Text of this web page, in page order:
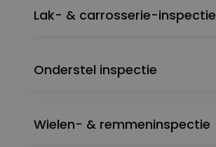
Lak- & carrosserie-inspectie
Onderstel inspectie
Wielen- & remmeninspectie